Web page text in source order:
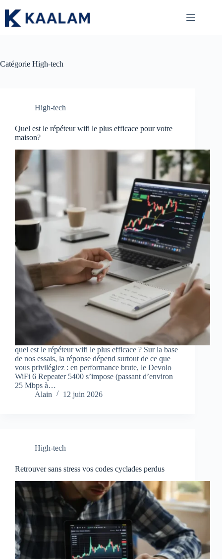
au
contenu
Catégorie High-tech
High-tech
Quel est le répéteur wifi le plus efficace pour votre
maison?
quel est le répéteur wifi le plus efficace ? Sur la base
de nos essais, la réponse dépend surtout de ce que
vous privilégiez : en performance brute, le Devolo
WiFi 6 Repeater 5400 s’impose (passant d’environ
25 Mbps à…
Alain
12 juin 2026
High-tech
Retrouver sans stress vos codes cyclades perdus